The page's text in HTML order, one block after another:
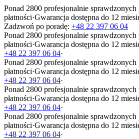
Ponad 2800 profesjonalnie
płatności·Gwarancja dostępna do 12
Zadzwoń po poradę: +48 22 397 06 04
Ponad 2800 profesjonalnie
płatności·Gwarancja dostępna do 12
+48 22 397 06 04·
Ponad 2800 profesjonalnie
płatności·Gwarancja dostępna do 12
+48 22 397 06 04·
Ponad 2800 profesjonalnie
płatności·Gwarancja dostępna do 12
+48 22 397 06 04·
Ponad 2800 profesjonalnie
płatności·Gwarancja dostępna do 12
+48 22 397 06 04·